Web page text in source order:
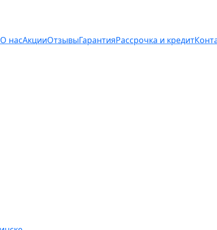
О насАкцииОтзывыГарантияРассрочка и кредит